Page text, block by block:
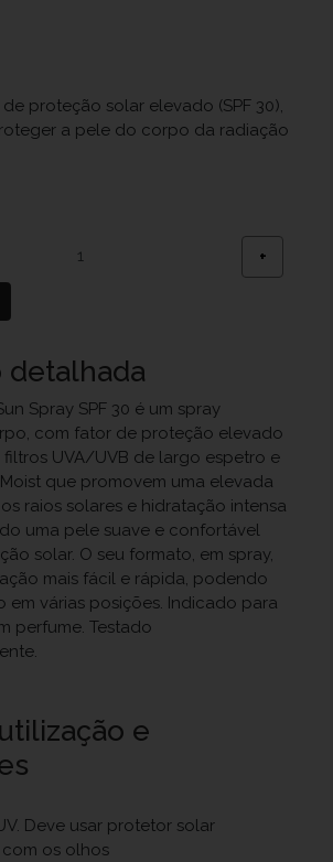
proteção solar elevado (SPF 30),
a pele do corpo da radiação
+
detalhada
Spray SPF 30 é um spray
com fator de proteção elevado
filtros UVA/UVB de largo espetro e
que promovem uma elevada
raios solares e hidratação intensa
uma pele suave e confortável
solar. O seu formato, em spray,
mais fácil e rápida, podendo
em várias posições. Indicado para
perfume. Testado
e
Deve usar protetor solar
os olhos